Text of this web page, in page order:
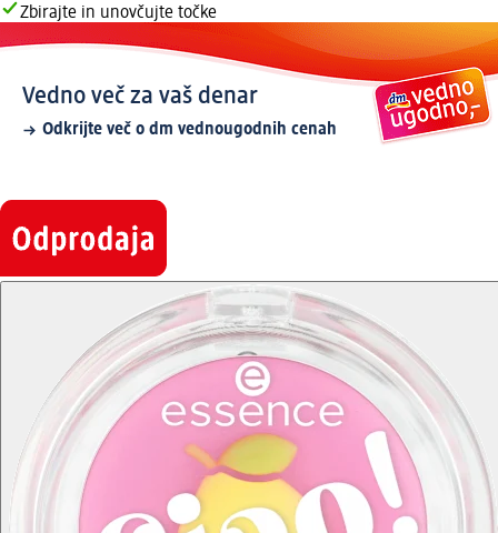
Zbirajte in unovčujte točke
Vedno več za vaš denar
Odkrijte več o dm vednougodnih cenah